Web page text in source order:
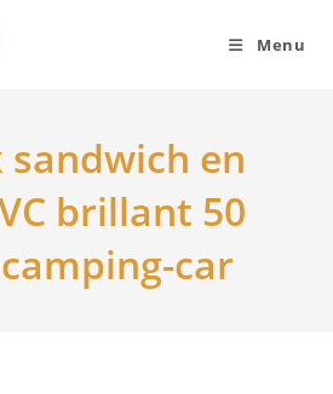
Menu
sandwich en
brillant 50
car